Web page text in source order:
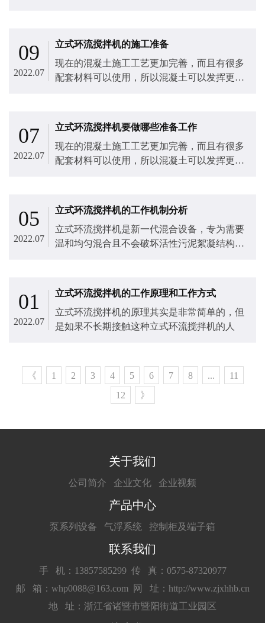
09
2022.07
立式环流搅拌机的施工准备
现在的混凝土施工工艺更加完善，而且有很多
配套材料可以使用，所以混凝土可以发挥更好
07
2022.07
立式环流搅拌机要做哪些准备工作
现在的混凝土施工工艺更加完善，而且有很多
配套材料可以使用，所以混凝土可以发挥更好
05
2022.07
立式环流搅拌机的工作机制分析
立式环流搅拌机​是新一代混合设备，专为需要
温和均匀混合且不会破坏活性污泥絮凝结构和
01
2022.07
立式环流搅拌机的工作原理和工作方式
立式环流搅拌机​的原理其实是非常简单的，但
是如果不长期接触这种立式环流搅拌机的人
《 1 2 3 4 5 6 7 8 ...
11
12
》
关于我们
公司简介 企业文化 企业视频
产品中心
泵系列设备 气浮系统 控制柜及端子箱
联系我们
手 机：13857585299 传 真：0575-87320977
邮 箱：whp0088@163.com
网 址：http://www.zjxhhb.cn
地 址：浙江省诸暨市暨阳街道工业园区